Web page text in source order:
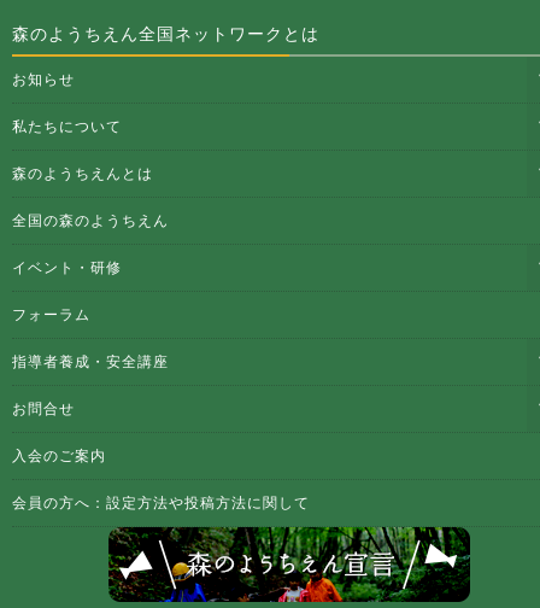
森のようちえん全国ネットワークとは
お知らせ
私たちについて
森のようちえんとは
全国の森のようちえん
イベント・研修
フォーラム
指導者養成・安全講座
お問合せ
入会のご案内
会員の方へ：設定方法や投稿方法に関して